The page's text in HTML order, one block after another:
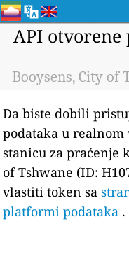
API
Booysens, City of
Da biste dobili
podataka u realnom
stanicu za praćenje
of Tshwane (ID:
vlastiti token sa
platformi podataka .